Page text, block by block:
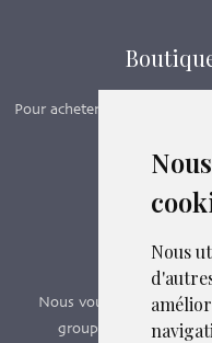
Nous
Pour acheter nos manuels,
Nous vous proposons
groupes de pairs -